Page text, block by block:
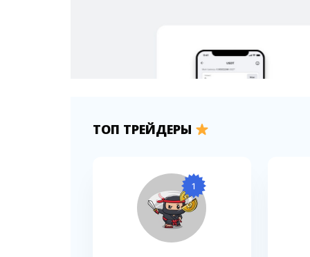
ТОП ТРЕЙДЕРЫ
1